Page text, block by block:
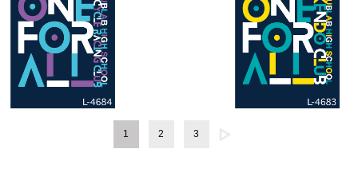
1 2 3